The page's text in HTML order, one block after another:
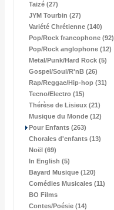
Taizé (27)
JYM Tourbin (27)
Variété Chrétienne (140)
Pop/Rock francophone (92)
Pop/Rock anglophone (12)
Metal/Punk/Hard Rock (5)
Gospel/Soul/R'nB (26)
Rap/Reggae/Hip-hop (31)
Tecno/Electro (15)
Thérèse de Lisieux (21)
Musique du Monde (12)
Pour Enfants (263)
Chorales d'enfants (13)
Noël (69)
In English (5)
Bayard Musique (120)
Comédies Musicales (11)
BO Films
Contes/Poésie (14)